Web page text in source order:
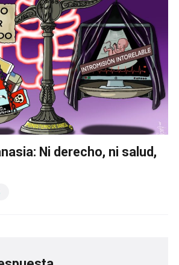
Ni derecho, ni salud,